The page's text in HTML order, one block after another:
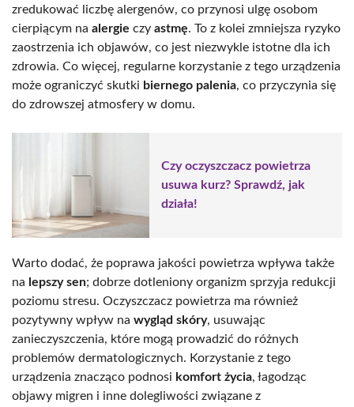
zredukować liczbę alergenów, co przynosi ulgę osobom
cierpiącym na alergie czy astmę. To z kolei zmniejsza ryzyko
zaostrzenia ich objawów, co jest niezwykle istotne dla ich
zdrowia. Co więcej, regularne korzystanie z tego urządzenia
może ograniczyć skutki biernego palenia, co przyczynia się
do zdrowszej atmosfery w domu.
Czy oczyszczacz powietrza
usuwa kurz? Sprawdź, jak
działa!
Warto dodać, że poprawa jakości powietrza wpływa także
na lepszy sen; dobrze dotleniony organizm sprzyja redukcji
poziomu stresu. Oczyszczacz powietrza ma również
pozytywny wpływ na wygląd skóry, usuwając
zanieczyszczenia, które mogą prowadzić do różnych
problemów dermatologicznych. Korzystanie z tego
urządzenia znacząco podnosi komfort życia, łagodząc
objawy migren i inne dolegliwości związane z